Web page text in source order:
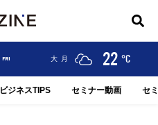
FRI 大月 22 °C
ビジネスTIPS セミナー動画 セ